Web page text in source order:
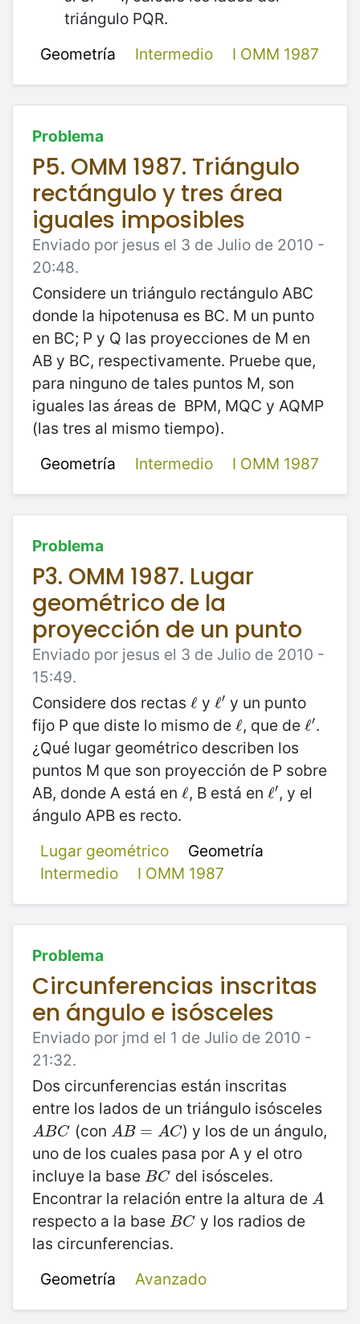
triángulo PQR.
Geometría
Intermedio I OMM 1987
Problema
P5. OMM 1987. Triángulo
rectángulo y tres área
iguales imposibles
Enviado por jesus el 3 de Julio de 2010 -
20:48.
Considere un triángulo rectángulo ABC
donde la hipotenusa es BC. M un punto
en BC; P y Q las proyecciones de M en
AB y BC, respectivamente. Pruebe que,
para ninguno de tales puntos M, son
iguales las áreas de BPM, MQC y AQMP
(las tres al mismo tiempo).
Geometría
Intermedio I OMM 1987
Problema
P3. OMM 1987. Lugar
geométrico de la
proyección de un punto
Enviado por jesus el 3 de Julio de 2010 -
15:49.
Considere dos rectas ℓ
ℓ yℓ′
ℓ′ y un punto
fijo P que diste lo mismo de ℓ
ℓ, que deℓ′
ℓ′.
¿Qué lugar geométrico describen los
puntos M que son proyección de P sobre
AB, donde A está en ℓ
ℓ, B está enℓ′
ℓ′, y el
ángulo APB es recto.
Lugar geométrico
Geometría
Intermedio
I OMM 1987
Problema
Circunferencias inscritas
en ángulo e isósceles
Enviado por jmd el 1 de Julio de 2010 -
21:32.
Dos circunferencias están inscritas
entre los lados de un triángulo isósceles
A BC
ABC (con A B = AC
AB= AC
) y los de un ángulo,
uno de los cuales pasa por A y el otro
incluye la base BC
BC del isósceles.
Encontrar la relación entre la altura de A
A
respecto a la base BC
BC y los radios de
las circunferencias.
Geometría
Avanzado